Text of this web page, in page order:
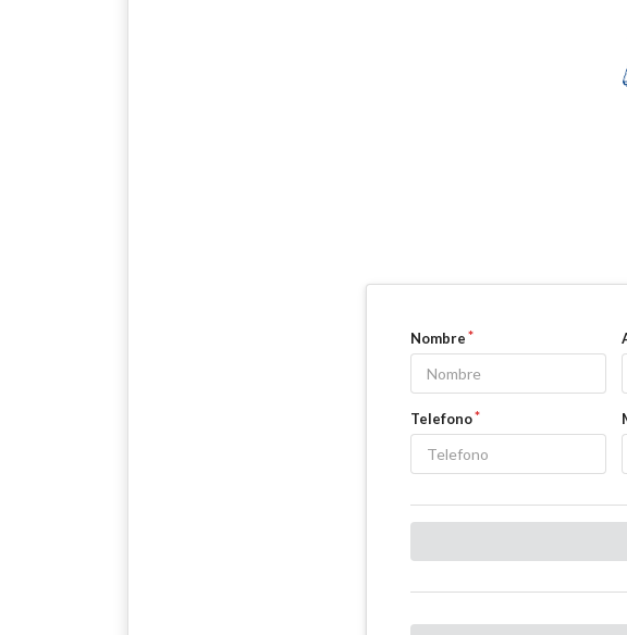
Nombre
Telefono